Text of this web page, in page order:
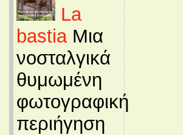
La
bastiaΜια
νοσταλγικά
θυμωμένη
φωτογραφική
περιήγηση